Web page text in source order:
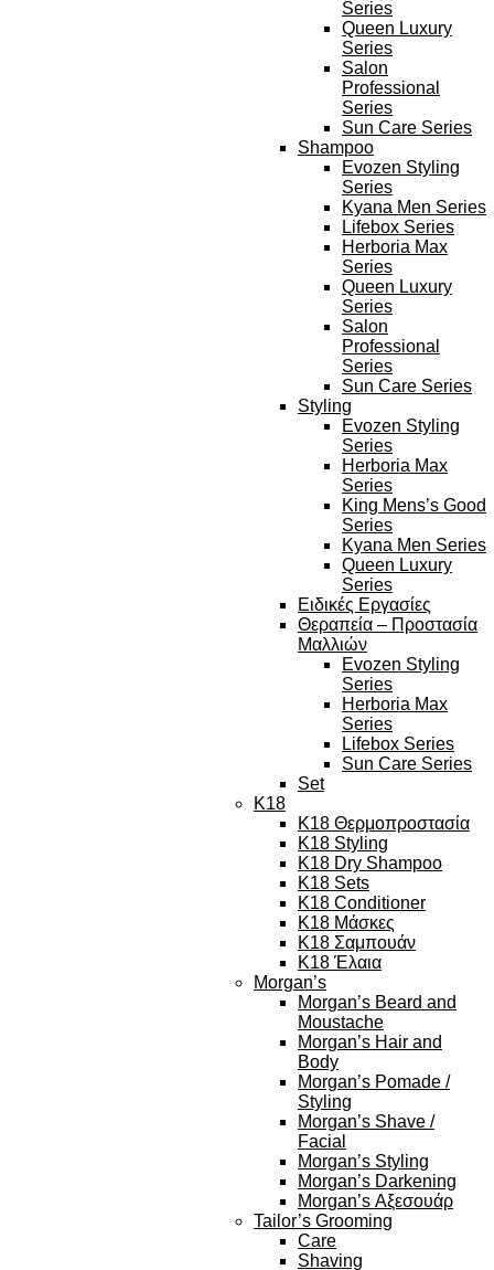
Series
Queen Luxury
Series
Salon
Professional
Series
Sun Care Series
Shampoo
Evozen Styling
Series
Kyana Men Series
Lifebox Series
Herboria Max
Series
Queen Luxury
Series
Salon
Professional
Series
Sun Care Series
Styling
Evozen Styling
Series
Herboria Max
Series
King Mens’s Good
Series
Kyana Men Series
Queen Luxury
Series
Ειδικές Εργασίες
Θεραπεία – Προστασία
Μαλλιών
Evozen Styling
Series
Herboria Max
Series
Lifebox Series
Sun Care Series
Set
K18
K18 Θερμοπροστασία
K18 Styling
K18 Dry Shampoo
K18 Sets
K18 Conditioner
K18 Μάσκες
K18 Σαμπουάν
K18 Έλαια
Morgan’s
Morgan’s Beard and
Moustache
Morgan’s Hair and
Body
Morgan’s Pomade /
Styling
Morgan’s Shave /
Facial
Morgan’s Styling
Morgan’s Darkening
Morgan’s Αξεσουάρ
Tailor’s Grooming
Care
Shaving